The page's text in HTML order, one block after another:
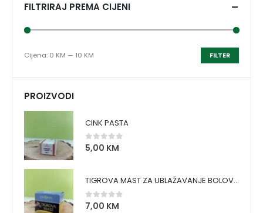
FILTRIRAJ PREMA CIJENI
FILTER
Cijena: 0 KM — 10 KM
PROIZVODI
CINK PASTA
0 out of 5
5,00 KM
TIGROVA MAST ZA UBLAŽAVANJE BOLOVA I ZAGRIJAVANJE MIŠIĆA
0 out of 5
7,00 KM